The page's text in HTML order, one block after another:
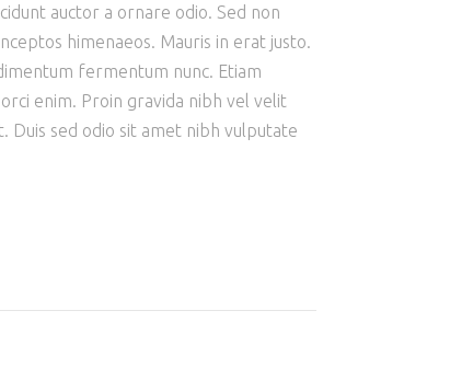
auctor a ornare odio. Sed non
himenaeos. Mauris in erat justo.
fermentum nunc. Etiam
enim. Proin gravida nibh vel velit
Duis sed odio sit amet nibh vulputate